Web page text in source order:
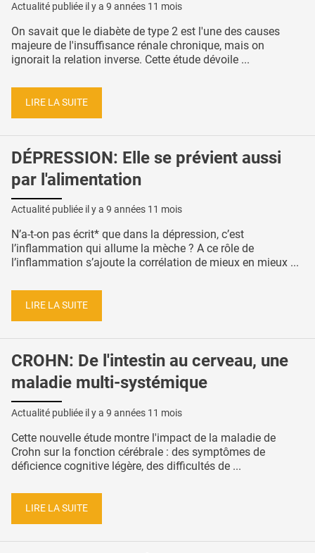
Actualité publiée il y a 9 années 11 mois
On savait que le diabète de type 2 est l'une des causes
majeure de l'insuffisance rénale chronique, mais on
ignorait la relation inverse. Cette étude dévoile ...
LIRE LA SUITE
DÉPRESSION: Elle se prévient aussi
par l'alimentation
Actualité publiée il y a 9 années 11 mois
N’a-t-on pas écrit* que dans la dépression, c’est
l’inflammation qui allume la mèche ? A ce rôle de
l’inflammation s’ajoute la corrélation de mieux en mieux ...
LIRE LA SUITE
CROHN: De l'intestin au cerveau, une
maladie multi-systémique
Actualité publiée il y a 9 années 11 mois
Cette nouvelle étude montre l'impact de la maladie de
Crohn sur la fonction cérébrale : des symptômes de
déficience cognitive légère, des difficultés de ...
LIRE LA SUITE